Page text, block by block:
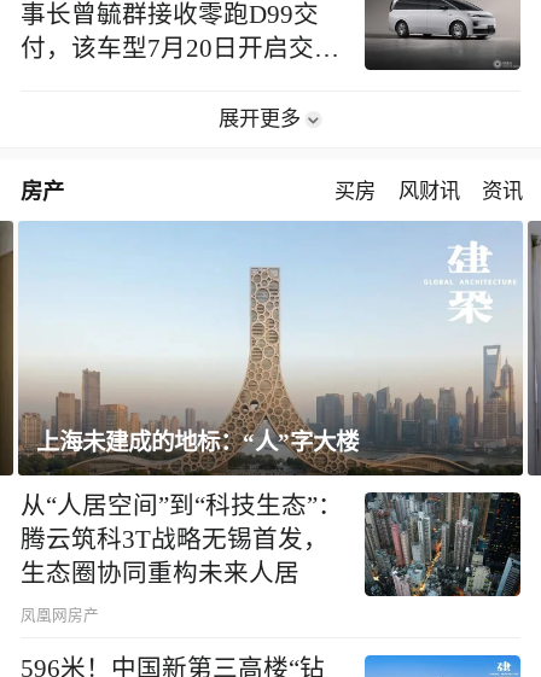
事长曾毓群接收零跑D99交
付，该车型7月20日开启交付
展开更多
房产 买房 风财讯 资讯
上海未建成的地标：“人”字大楼
从“人居空间”到“科技生态”：
腾云筑科3T战略无锡首发，
生态圈协同重构未来人居
凤凰网房产
596米！中国新第三高楼“钻